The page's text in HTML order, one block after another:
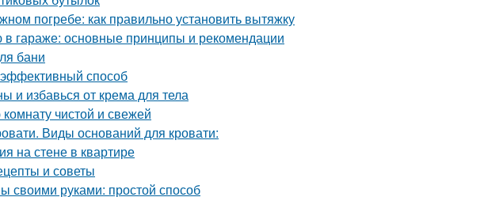
погребе: как правильно установить вытяжку
в гараже: основные принципы и рекомендации
бани
способ
и избавься от крема для тела
чистой и свежей
Виды оснований для кровати:
на стене в квартире
и советы
своими руками: простой способ